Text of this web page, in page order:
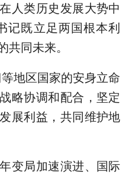
人类历史发展大势中
记既立足两国根本利
共同未来。
地区国家的安身立命
略协调和配合，坚定
展利益，共同维护地
变局加速演进、国际